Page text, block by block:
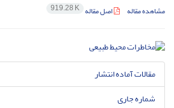
مشاهده مقاله اصل مقاله 919.28 K
مقالات آماده انتشار
شماره جاری